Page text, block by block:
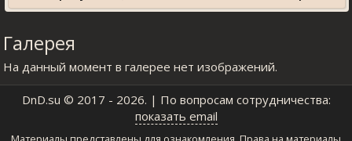
Галерея
На данный момент в галерее нет изображений.
DnD.su © 2017 - 2026. | По вопросам сотрудничества:
показать email